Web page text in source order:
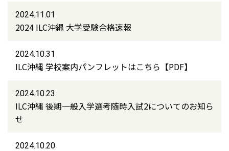
2024.11.01
2024 ILC沖縄 大学受験合格速報
2024.10.31
ILC沖縄 学校案内パンフレットはこちら【PDF】
2024.10.23
ILC沖縄 後期一般入学選考随時入試2についてのお知ら
せ
2024.10.20